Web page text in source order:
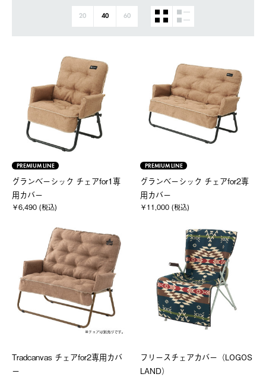
20 40 60
PREMIUM LINE
グランベーシック チェアfor1専
用カバー
￥6,490 (税込)
PREMIUM LINE
グランベーシック チェアfor2専
用カバー
￥11,000 (税込)
Tradcanvas チェアfor2専用カバ
ー
フリースチェアカバー（LOGOS
LAND）